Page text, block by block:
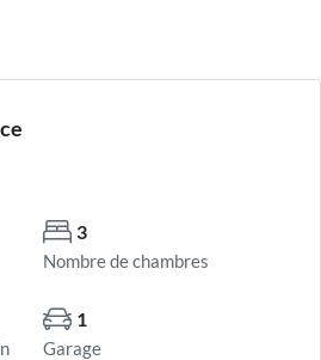
3
Nombre de chambres
1
Garage